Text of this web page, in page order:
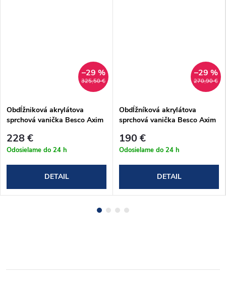
325,50 €
–29 %
Obdĺžniková akrylátova
sprchová vanička Besco Axim
120x90 cm (#BAX-129-PCN
228 €
Odosielame do 24 h
DETAIL
270,90 €
–29 %
Obdĺžníková akrylátova
sprchová vanička Besco Axim
100x80 cm (#BAX-108-PCN)
190 €
Odosielame do 24 h
DETAIL